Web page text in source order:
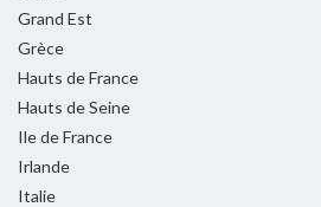
Grand Est
Grèce
Hauts de France
Hauts de Seine
Ile de France
Irlande
Italie